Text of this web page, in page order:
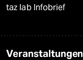
taz lab Infobrief
Veranstaltungen